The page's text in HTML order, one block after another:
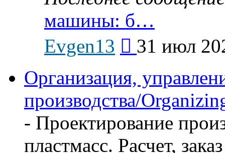
машины: б…
Evgen13
последнему
31 июл
Организация,
производства/
- Проектирование
пластмасс. Расчет,